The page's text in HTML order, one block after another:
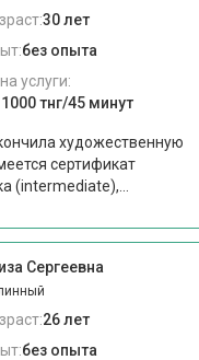
30 лет
без опыта
услуги:
тнг/45 минут
художественную
сертификат
(intermediate),...
Сергеевна
26 лет
без опыта